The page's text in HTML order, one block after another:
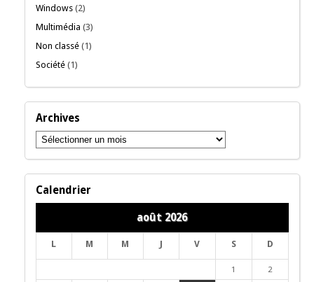
Windows (2)
Multimédia (3)
Non classé (1)
Société (1)
Archives
Archives
Calendrier
août 2026
L M M J V S D
1 2